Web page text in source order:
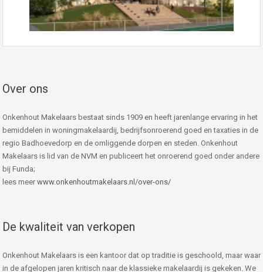
Over ons
Onkenhout Makelaars bestaat sinds 1909 en heeft jarenlange ervaring in het
bemiddelen in woningmakelaardij, bedrijfsonroerend goed en taxaties in de
regio Badhoevedorp en de omliggende dorpen en steden. Onkenhout
Makelaars is lid van de NVM en publiceert het onroerend goed onder andere
bij Funda;
lees meer www.onkenhoutmakelaars.nl/over-ons/
De kwaliteit van verkopen
Onkenhout Makelaars is een kantoor dat op traditie is geschoold, maar waar
in de afgelopen jaren kritisch naar de klassieke makelaardij is gekeken. We